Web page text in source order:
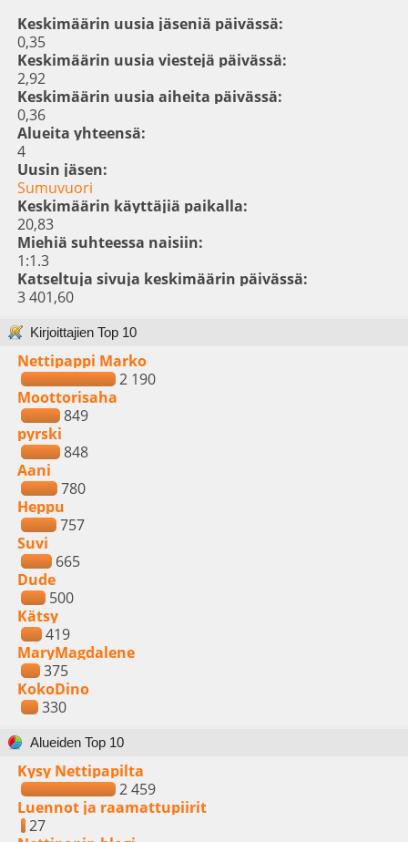
Keskimäärin uusia jäseniä päivässä:
0,35
Keskimäärin uusia viestejä päivässä:
2,92
Keskimäärin uusia aiheita päivässä:
0,36
Alueita yhteensä:
4
Uusin jäsen:
Sumuvuori
Keskimäärin käyttäjiä paikalla:
20,83
Miehiä suhteessa naisiin:
1:1.3
Katseltuja sivuja keskimäärin päivässä:
3 401,60
Kirjoittajien Top 10
Nettipappi Marko
2 190
Moottorisaha
849
pyrski
848
Aani
780
Heppu
757
Suvi
665
Dude
500
Kätsy
419
MaryMagdalene
375
KokoDino
330
Alueiden Top 10
Kysy Nettipapilta
2 459
Luennot ja raamattupiirit
27